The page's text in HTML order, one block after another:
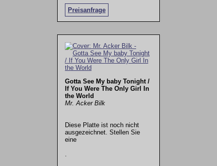
Preisanfrage
Gotta See My baby Tonight /
If You Were The Only Girl In
the World
Mr. Acker Bilk
Diese Platte ist noch nicht
ausgezeichnet. Stellen Sie
eine